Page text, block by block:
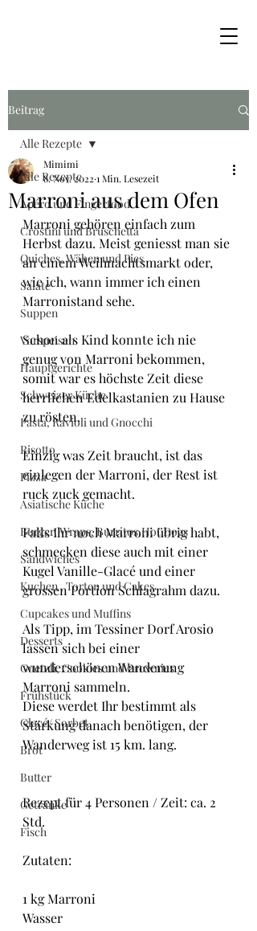
Beitrag
Alle Rezepte
Apéro und Fingerfood
Crostini und Bruschetta
Quiches, Wähen und Pies
Salate
Suppen
Vorspeisen
Hauptgerichte
Schweizer Küche
Pasta, Ravioli und Gnocchi
Risotto
Pizza
Asiatische Küche
Burger, Wraps, Burritos,Hot Dogs
Sandwiches
Kuchen , Torten und Cakes
Cupcakes und Muffins
Desserts
Guetzli, Cookies und Brownies
Frühstück
Glacé/ Sorbet
Brot
Butter
Getränke
Fisch
Alle Rezepte
Marroni aus dem Ofen
Mimimi
8. Nov. 2022 1 Min. Lesezeit
Marroni gehören einfach zum
Herbst dazu. Meist geniesst man sie
an einem Weihnachtsmarkt oder,
wie ich, wann immer ich einen
Marronistand sehe.
Schon als Kind konnte ich nie
genug von Marroni bekommen,
somit war es höchste Zeit diese
herrlichen Edelkastanien zu Hause
zu rösten.
Einzig was Zeit braucht, ist das
einlegen der Marroni, der Rest ist
ruck zuck gemacht.
Falls Ihr noch Marroni übrig habt,
schmecken diese auch mit einer
Kugel Vanille-Glacé und einer
grossen Portion Schlagrahm dazu.
Als Tipp, im Tessiner Dorf Arosio
lassen sich bei einer
wunderschönen Wanderung
Marroni sammeln.
Diese werdet Ihr bestimmt als
Stärkung danach benötigen, der
Wanderweg ist 15 km. lang.
Rezept für 4 Personen / Zeit: ca. 2
Std.
Zutaten:
1 kg Marroni
Wasser